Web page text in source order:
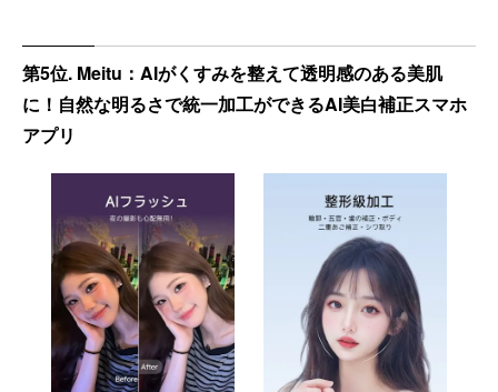
第5位. Meitu：AIがくすみを整えて透明感のある美肌
に！自然な明るさで統一加工ができるAI美白補正スマホ
アプリ